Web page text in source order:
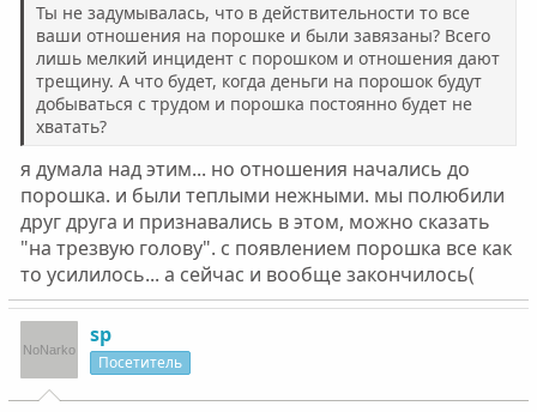
Ты не задумывалась, что в действительности то все
ваши отношения на порошке и были завязаны? Всего
лишь мелкий инцидент с порошком и отношения дают
трещину. А что будет, когда деньги на порошок будут
добываться с трудом и порошка постоянно будет не
хватать?
я думала над этим... но отношения начались до
порошка. и были теплыми нежными. мы полюбили
друг друга и признавались в этом, можно сказать
"на трезвую голову". с появлением порошка все как
то усилилось... а сейчас и вообще закончилось(
sp
Посетитель